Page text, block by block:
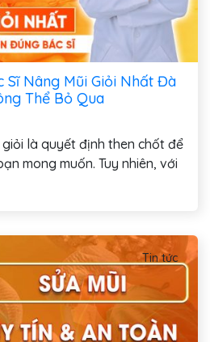
Sĩ Nâng Mũi Giỏi Nhất Đà
Thể Bỏ Qua
là quyết định then chốt để
mong muốn. Tuy nhiên, với
Tin tức